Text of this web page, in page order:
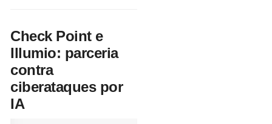
Check Point e
Illumio: parceria
contra
ciberataques por
IA